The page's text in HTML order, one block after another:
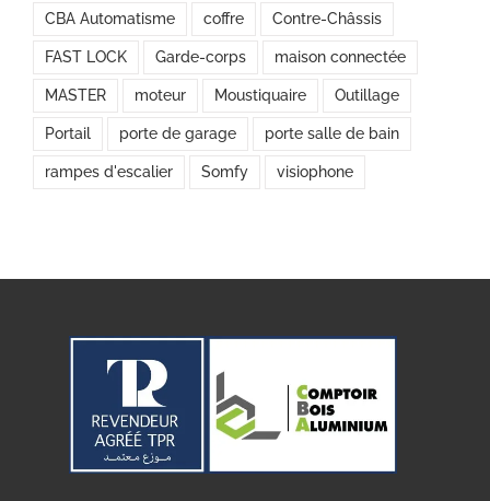
CBA Automatisme coffre Contre-Châssis
FAST LOCK Garde-corps maison connectée
MASTER moteur Moustiquaire Outillage
Portail porte de garage porte salle de bain
rampes d'escalier Somfy visiophone